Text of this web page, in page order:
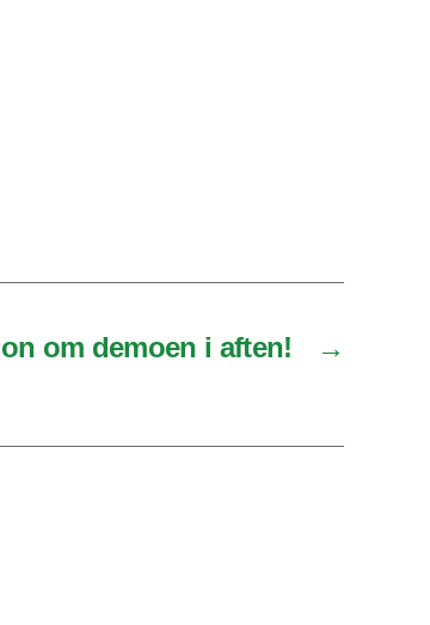
→
om demoen i aften!